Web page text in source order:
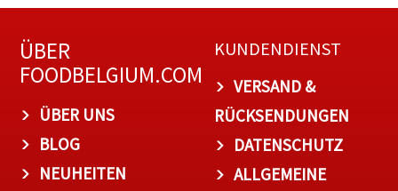
ÜBER
FOODBELGIUM.COM
ÜBER UNS
BLOG
NEUHEITEN
KUNDENDIENST
VERSAND &
RÜCKSENDUNGEN
DATENSCHUTZ
ALLGEMEINE